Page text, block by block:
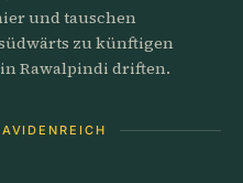
und tauschen
zu künftigen
Rawalpindi driften.